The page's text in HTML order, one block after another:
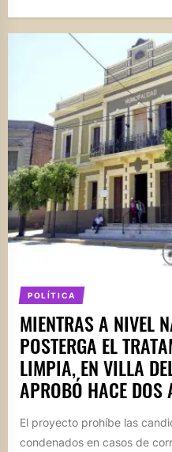
POLÍTICA
MIENTRAS A NIVEL
POSTERGA EL
LIMPIA, EN VILLA
APROBÓ HACE DOS
El proyecto prohíbe las
condenados en casos de